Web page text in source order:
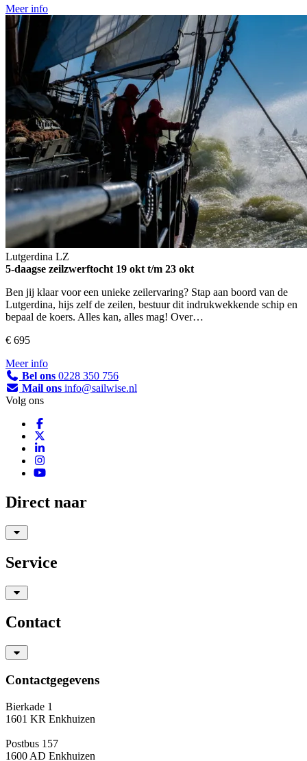
Meer info
Lutgerdina LZ
5-daagse zeilzwerftocht 19 okt t/m 23 okt
Ben jij klaar voor een unieke zeilervaring? Stap aan boord van de
Lutgerdina, hijs zelf de zeilen, bestuur dit indrukwekkende schip en
bepaal de koers. Alles kan, alles mag! Over…
€ 695
Meer info
Bel ons 0228 350 756
Mail ons info@sailwise.nl
Volg ons
Direct naar
Service
Contact
Contactgegevens
Bierkade 1
1601 KR Enkhuizen
Postbus 157
1600 AD Enkhuizen